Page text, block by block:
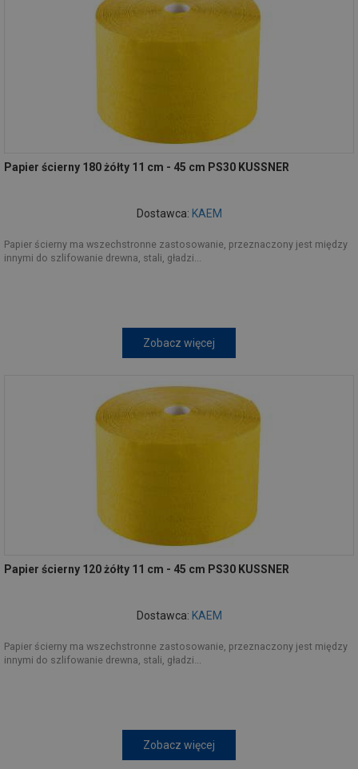
Papier ścierny 180 żółty 11 cm - 45 cm PS30 KUSSNER
Dostawca: KAEM
Papier ścierny ma wszechstronne zastosowanie, przeznaczony jest między
innymi do szlifowanie drewna, stali, gładzi...
Zobacz więcej
Papier ścierny 120 żółty 11 cm - 45 cm PS30 KUSSNER
Dostawca: KAEM
Papier ścierny ma wszechstronne zastosowanie, przeznaczony jest między
innymi do szlifowanie drewna, stali, gładzi...
Zobacz więcej